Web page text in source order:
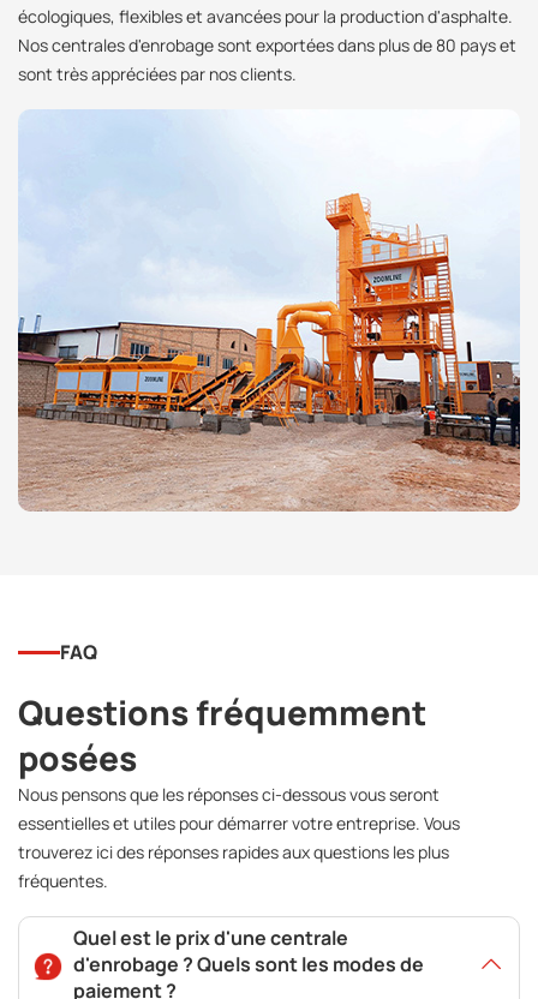
écologiques, flexibles et avancées pour la production d'asphalte.
Nos centrales d'enrobage sont exportées dans plus de 80 pays et
sont très appréciées par nos clients.
FAQ
Questions fréquemment
posées
Nous pensons que les réponses ci-dessous vous seront
essentielles et utiles pour démarrer votre entreprise. Vous
trouverez ici des réponses rapides aux questions les plus
fréquentes.
Quel est le prix d'une centrale
d'enrobage ? Quels sont les modes de
paiement ?